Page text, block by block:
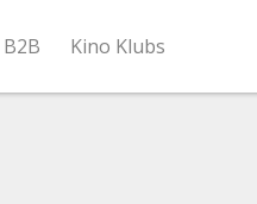
B2B Kino Klubs